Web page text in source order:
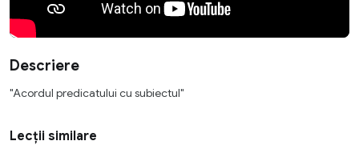
Descriere
"Acordul predicatului cu subiectul"
Lecții similare